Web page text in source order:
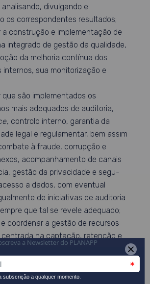
analisando, divulgando e
os correspondentes resultados;
a construção e implementação de
integrado de gestão da qualidade,
da melhoria contínua dos
internos, sua monitorização e
que são implementados os
mais adequados de auditoria,
, controlo interno, garantia da
legal e regulamentar, bem assim
à fraude, corrupção e
acompanhamento de canais
gestão da privacidade e segu-
a dados, com eventual
de iniciativas de auditoria
que tal se revele adequado;
e coordenar a gestão de recursos
centrada na captação, retenção e
de talento, bem-estar e
incluindo o
assiduidade, avaliação de